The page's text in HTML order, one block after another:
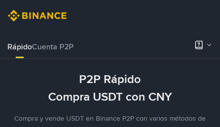
RápidoCuenta P2P
P2P Rápido
Compra USDT con CNY
Compra y vende USDT en Binance P2P con varios métodos de